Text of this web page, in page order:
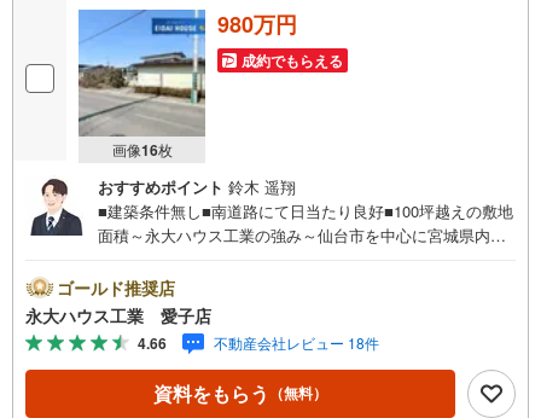
画像16枚
980万円
成約でもらえる
おすすめポイント 鈴木 遥翔
■建築条件無し■南道路にて日当たり良好■100坪越えの敷地
面積～永大ハウス工業の強み～仙台市を中心に宮城県内の
けてご紹介！1.＜豊富な不動産知識＞戸建・マンション・
土地...と種別を問わず不動産を取り扱っております。更に
教育施設や商業施設、子育て環境や行政などの地域情報を
総合し、お客様により良い物件選びをして頂けるよう、し
っかりとサポートさせて頂きます。2.＜経験豊富なスタッ
フ＞当社では【購入】【売却】【引っ越し】【リフォー
ゴールド推奨店
永大ハウス工業 愛子店
4.66 不動産会社レビュー 18件
資料をもらう （無料）